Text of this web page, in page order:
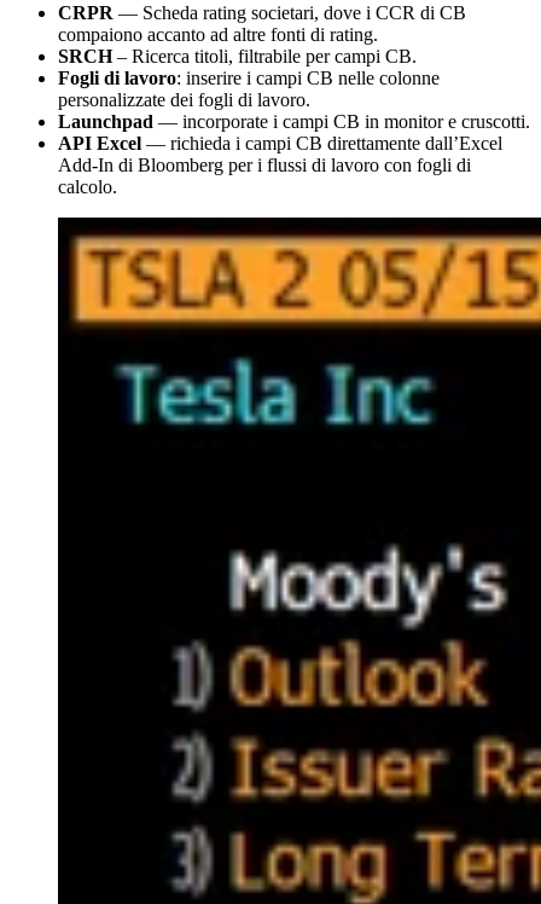
CRPR — Scheda rating societari, dove i CCR di CB
compaiono accanto ad altre fonti di rating.
SRCH– Ricerca titoli, filtrabile per campi CB.
Fogli di lavoro: inserire i campi CB nelle colonne
personalizzate dei fogli di lavoro.
Launchpad — incorporate i campi CB in monitor e cruscotti.
API Excel — richieda i campi CB direttamente dall’Excel
Add-In di Bloomberg per i flussi di lavoro con fogli di
calcolo.